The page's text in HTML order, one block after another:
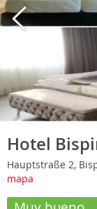
Hotel
Hauptstraße 2,
mapa